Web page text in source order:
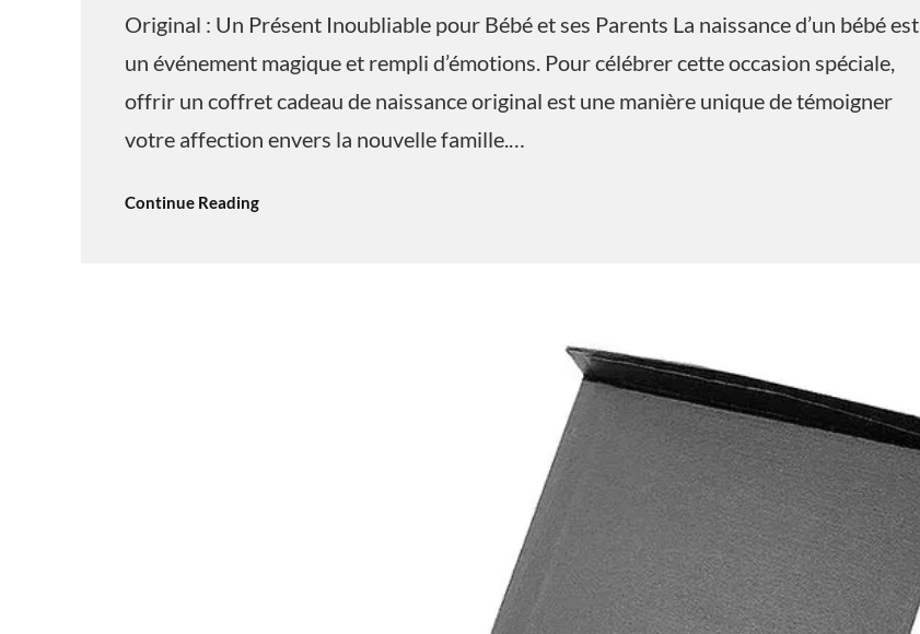
Original : Un Présent Inoubliable pour Bébé et ses Parents La naissance d’un bébé est
un événement magique et rempli d’émotions. Pour célébrer cette occasion spéciale,
offrir un coffret cadeau de naissance original est une manière unique de témoigner
votre affection envers la nouvelle famille.…
Continue Reading